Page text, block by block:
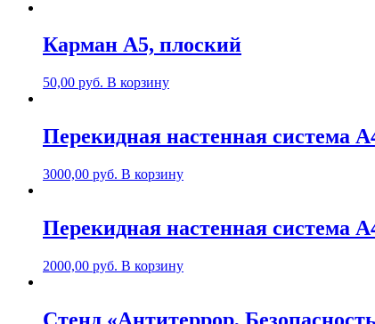
Карман А5, плоский
50,00 руб. В корзину
Перекидная настенная система
3000,00 руб. В корзину
Перекидная настенная система
2000,00 руб. В корзину